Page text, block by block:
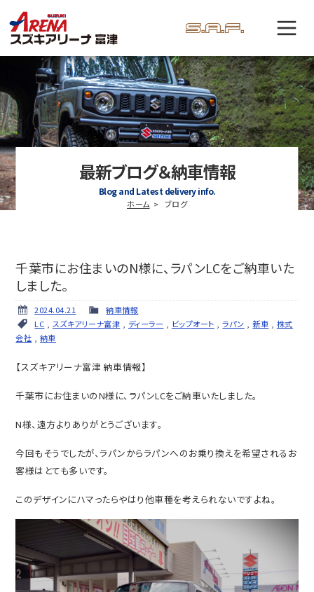
最新ブログ＆納車情報
Blog and Latest delivery info.
ホーム ブログ
千葉市にお住まいのN様に、ラパンLCをご納車いた
しました。
2024.04.21
納車情報
LC
スズキアリーナ富津 ディーラー ビップオート ,ラパン ,新車
株式
会社
納車
【スズキアリーナ富津 納車情報】
千葉市にお住まいのN様に、ラパンLCをご納車いたしました。
N様、遠方よりありがとうございます。
今回もそうでしたが、ラパンからラパンへのお乗り換えを希望されるお
客様はとても多いです。
このデザインにハマったらやはり他車種を考えられないですよね。